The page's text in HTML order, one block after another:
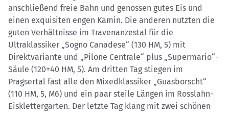
anschließend freie Bahn und genossen gutes Eis und
einen exquisiten engen Kamin. Die anderen nutzten die
guten Verhältnisse im Travenanzestal für die
Ultraklassiker „Sogno Canadese“ (130 HM, 5) mit
Direktvariante und „Pilone Centrale“ plus „Supermario“-
Säule (120+40 HM, 5). Am dritten Tag stiegen im
Pragsertal fast alle den Mixedklassiker „Guasborscht“
(110 HM, 5, M6) und ein paar steile Längen im Rosslahn-
Eisklettergarten. Der letzte Tag klang mit zwei schönen